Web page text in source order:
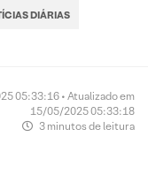
DIÁRIAS
05:33:16 • Atualizado em
15/05/2025 05:33:18
3 minutos de leitura